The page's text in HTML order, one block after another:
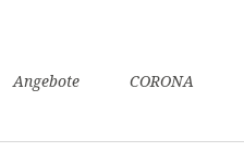
Angebote CORONA